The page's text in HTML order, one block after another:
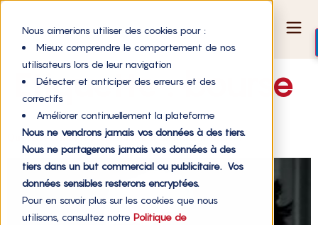
Nous aimerions utiliser des cookies pour :
Mieux comprendre le comportement de nos
utilisateurs lors de leur navigation
Détecter et anticiper des erreurs et des
correctifs
Améliorer continuellement la plateforme
Nous ne vendrons jamais vos données à des tiers.
Nous ne partagerons jamais vos données à des
tiers dans un but commercial ou publicitaire. Vos
données sensibles resterons encryptées.
Pour en savoir plus sur les cookies que nous
utilisons, consultez notre Politique de
Étiquette :bourse
Que faire contre le prochain krach financier mondial ?